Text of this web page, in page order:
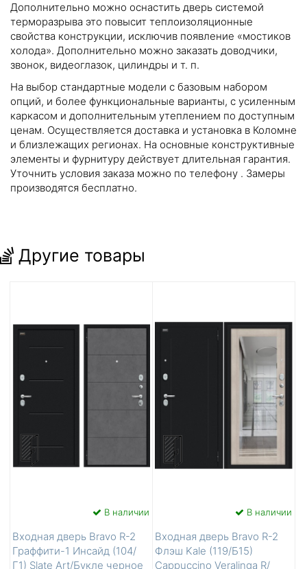
Дополнительно можно оснастить дверь системой
терморазрыва это повысит теплоизоляционные
свойства конструкции, исключив появление «мостиков
холода». Дополнительно можно заказать доводчики,
звонок, видеоглазок, цилиндры и т. п.
На выбор стандартные модели с базовым набором
опций, и более функциональные варианты, с усиленным
каркасом и дополнительным утеплением по доступным
ценам. Осуществляется доставка и установка в Коломне
и близлежащих регионах. На основные конструктивные
элементы и фурнитуру действует длительная гарантия.
Уточнить условия заказа можно по телефону . Замеры
производятся бесплатно.
Другие товары
В наличии
Входная дверь Bravo R-2
Граффити-1 Инсайд (104/
Г1) Slate Art/Букле черное
В наличии
Входная дверь Bravo R-2
Флэш Kale (119/Б15)
Cappuccino Veralinga R/